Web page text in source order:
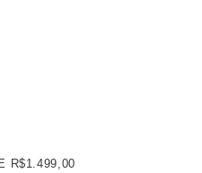
R$1.499,00